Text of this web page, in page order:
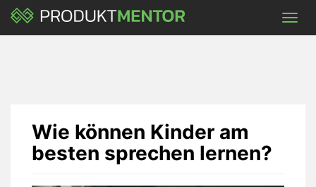
Skip
main
Wie können Kinder am
besten sprechen lernen?